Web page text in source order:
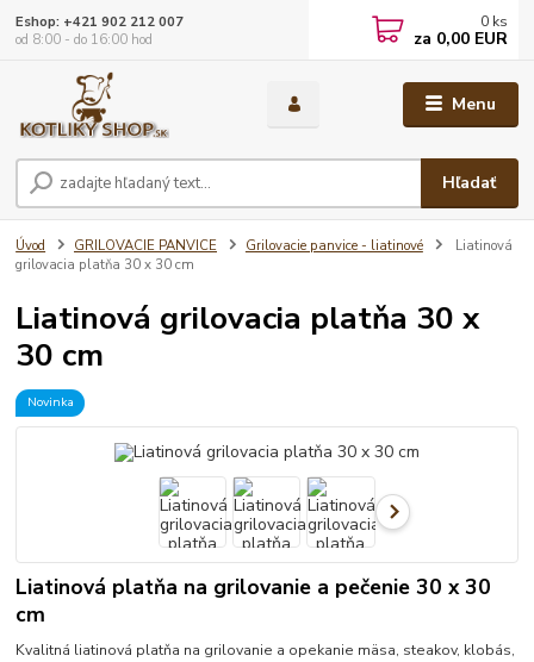
Menu
Hľadať
Eshop: +421 902 212 007
od 8:00 - do 16:00 hod
0 ks
za 0,00 EUR
Úvod GRILOVACIE PANVICE Grilovacie panvice - liatinové
Liatinová
grilovacia platňa 30 x 30 cm
Liatinová grilovacia platňa 30 x
30 cm
Novinka
Liatinová platňa na grilovanie a pečenie 30 x 30
cm
Kvalitná liatinová platňa na grilovanie a opekanie mäsa, steakov, klobás,